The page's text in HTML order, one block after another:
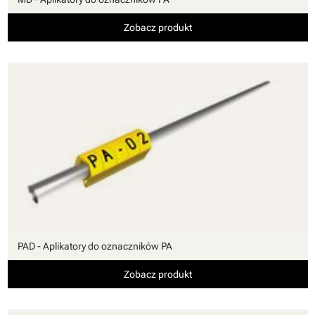
Zobacz produkt
PAD - Aplikatory do oznaczników PA
Zobacz produkt